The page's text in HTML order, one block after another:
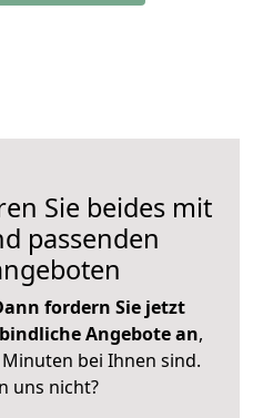
Sie beides mit
passenden
fordern Sie jetzt
Angebote an,
bei Ihnen sind.
uns nicht?